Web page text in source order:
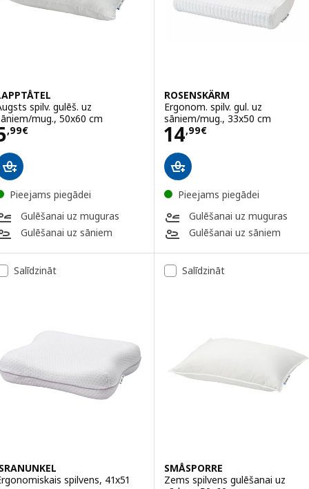
spilv. gulēš. uz
mug., 50x60 cm
,99€ 5,99€
Pieejams piegādei
Gulēšanai uz muguras
Gulēšanai uz sāniem
ROSENSKÄRM
Ergonom. spilv. gul. uz
sāniem/mug., 33x50 cm
14,99€
Cena 14,99€
Pieejams piegādei
Gulēšanai uz muguras
Gulēšanai uz sāniem
Salīdzināt
spilvens, 41x51
Salīdzināt
SMÅSPORRE
Zems spilvens gulēšanai uz